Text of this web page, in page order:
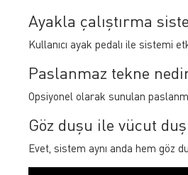
Ayakla çalıştırma
Kullanıcı ayak pedalı ile sistemi
Paslanmaz tekne
Opsiyonel olarak sunulan
Göz duşu ile vücut
Evet, sistem aynı anda hem göz